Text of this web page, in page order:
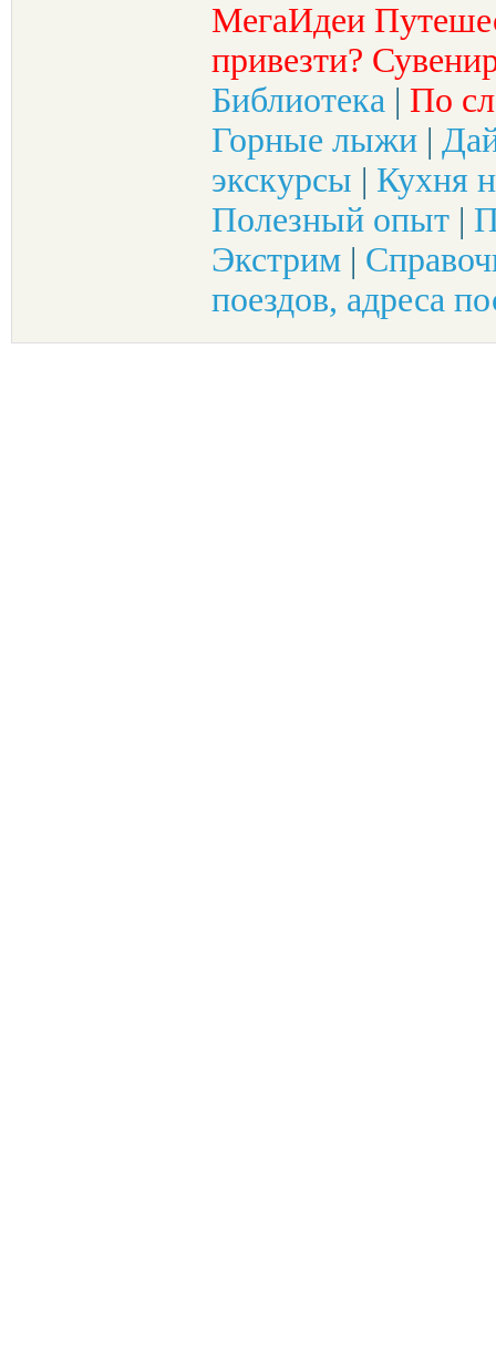
МегаИдеи
привезти?
Библиотека | По
Горные лыжи |
экскурсы | Кухня
Полезный опыт |
Экстрим |
поездов, адреса